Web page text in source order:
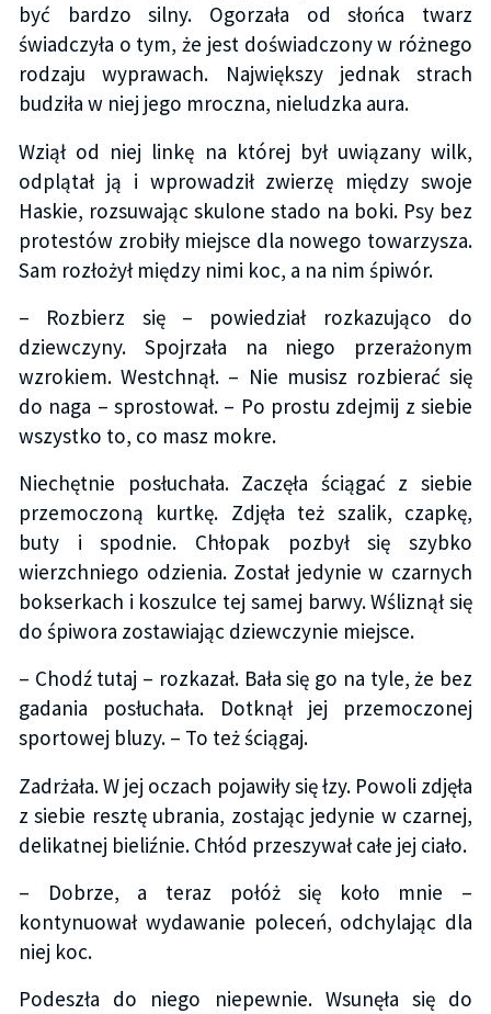
być bardzo silny. Ogorzała od słońca twarz
świadczyła o tym, że jest doświadczony w różnego
rodzaju wyprawach. Największy jednak strach
budziła w niej jego mroczna, nieludzka aura.
Wziął od niej linkę na której był uwiązany wilk,
odplątał ją i wprowadził zwierzę między swoje
Haskie, rozsuwając skulone stado na boki. Psy bez
protestów zrobiły miejsce dla nowego towarzysza.
Sam rozłożył między nimi koc, a na nim śpiwór.
– Rozbierz się – powiedział rozkazująco do
dziewczyny. Spojrzała na niego przerażonym
wzrokiem. Westchnął. – Nie musisz rozbierać się
do naga – sprostował. – Po prostu zdejmij z siebie
wszystko to, co masz mokre.
Niechętnie posłuchała. Zaczęła ściągać z siebie
przemoczoną kurtkę. Zdjęła też szalik, czapkę,
buty i spodnie. Chłopak pozbył się szybko
wierzchniego odzienia. Został jedynie w czarnych
bokserkach i koszulce tej samej barwy. Wśliznął się
do śpiwora zostawiając dziewczynie miejsce.
– Chodź tutaj – rozkazał. Bała się go na tyle, że bez
gadania posłuchała. Dotknął jej przemoczonej
sportowej bluzy. – To też ściągaj.
Zadrżała. W jej oczach pojawiły się łzy. Powoli zdjęła
z siebie resztę ubrania, zostając jedynie w czarnej,
delikatnej bieliźnie. Chłód przeszywał całe jej ciało.
– Dobrze, a teraz połóż się koło mnie –
kontynuował wydawanie poleceń, odchylając dla
niej koc.
Podeszła do niego niepewnie. Wsunęła się do